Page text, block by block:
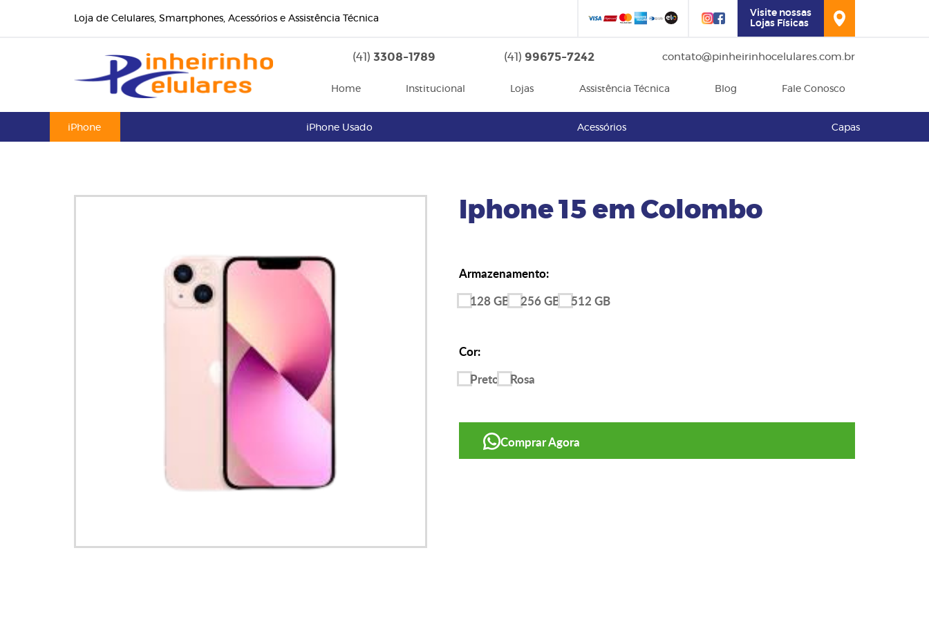
Loja de Celulares, Smartphones, Acessórios e Assistência Técnica
Visite nossas
Lojas Físicas
(41) 3308-1789 (41) 99675-7242 contato@pinheirinhocelulares.com.br
Home Institucional Lojas Assistência Técnica Blog Fale Conosco
iPhone iPhone Usado Acessórios Capas
Iphone 15 em Colombo
Armazenamento:
128 GB
256 GB 512 GB
Cor:
Preto
Rosa
Comprar Agora